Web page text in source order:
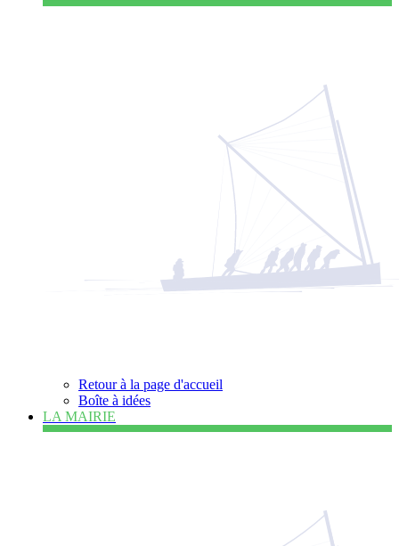
Retour à la page d'accueil
Boîte à idées
LA MAIRIE